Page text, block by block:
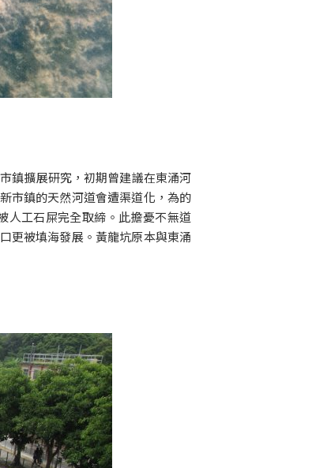
鎮擴展研究，初期曾建議在東涌河
市鎮的天然河道會遭渠道化，為的
人工石屎完全取締。此擔憂不無道
更被填海發展。黃龍坑原本與東涌